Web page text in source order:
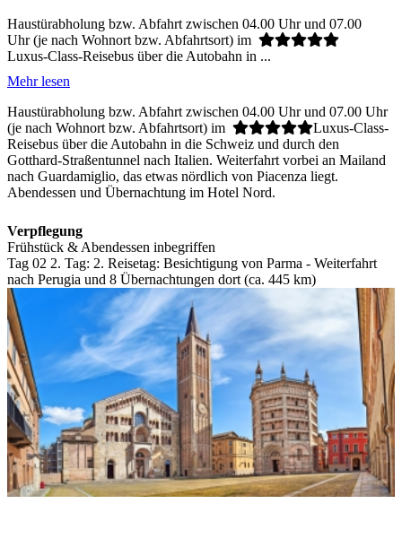
Haustürabholung bzw. Abfahrt zwischen 04.00 Uhr und 07.00
Uhr (je nach Wohnort bzw. Abfahrtsort) im
Luxus-Class-Reisebus über die Autobahn in ...
Mehr lesen
Haustürabholung bzw. Abfahrt zwischen 04.00 Uhr und 07.00 Uhr
(je nach Wohnort bzw. Abfahrtsort) im
Luxus-Class-
Reisebus über die Autobahn in die Schweiz und durch den
Gotthard-Straßentunnel nach Italien. Weiterfahrt vorbei an Mailand
nach Guardamiglio, das etwas nördlich von Piacenza liegt.
Abendessen und Übernachtung im Hotel Nord.
Verpflegung
Frühstück & Abendessen inbegriffen
Tag 02 2. Tag: 2. Reisetag: Besichtigung von Parma - Weiterfahrt
nach Perugia und 8 Übernachtungen dort (ca. 445 km)